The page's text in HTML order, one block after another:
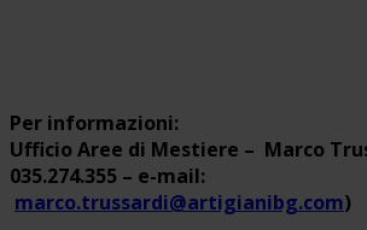
Per informazioni:
Ufficio Aree di Mestiere – Marco
035.274.355 – e-mail:
marco.trussardi@artigianibg.com)